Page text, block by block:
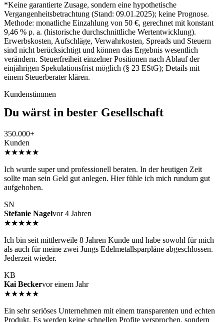
*Keine garantierte Zusage, sondern eine hypothetische
Vergangenheitsbetrachtung (Stand: 09.01.2025); keine Prognose.
Methode: monatliche Einzahlung von 50 €, gerechnet mit konstant
9,46 % p. a. (historische durchschnittliche Wertentwicklung).
Erwerbskosten, Aufschläge, Verwahrkosten, Spreads und Steuern
sind nicht berücksichtigt und können das Ergebnis wesentlich
verändern. Steuerfreiheit einzelner Positionen nach Ablauf der
einjährigen Spekulationsfrist möglich (§ 23 EStG); Details mit
einem Steuerberater klären.
Kundenstimmen
Du wärst in bester Gesellschaft
350.000+
Kunden
★★★★★
Ich wurde super und professionell beraten. In der heutigen Zeit
sollte man sein Geld gut anlegen. Hier fühle ich mich rundum gut
aufgehoben.
SN
Stefanie Nagelvor 4 Jahren
★★★★★
Ich bin seit mittlerweile 8 Jahren Kunde und habe sowohl für mich
als auch für meine zwei Jungs Edelmetallsparpläne abgeschlossen.
Jederzeit wieder.
KB
Kai Beckervor einem Jahr
★★★★★
Ein sehr seriöses Unternehmen mit einem transparenten und echten
Produkt. Es werden keine schnellen Profite versprochen, sondern